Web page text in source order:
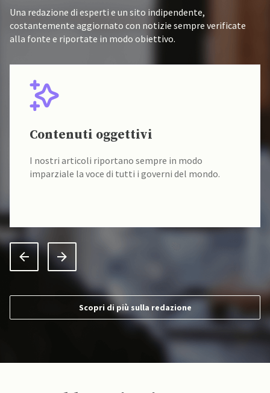
Una redazione di esperti e un sito indipendente,
costantemente aggiornato con notizie sempre verificate
alla fonte e riportate in modo obiettivo.
Contenuti oggettivi
I nostri articoli riportano sempre in modo
imparziale la voce di tutti i governi del mondo.
Scopri di più sulla redazione